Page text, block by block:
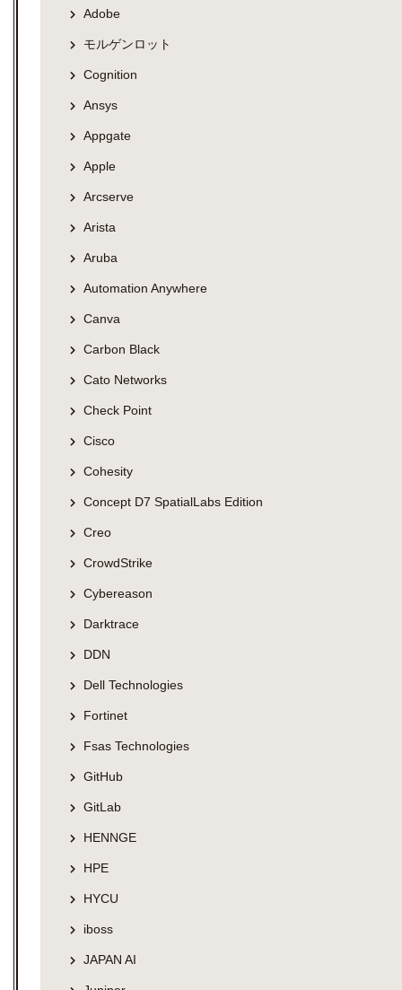
Adobe
モルゲンロット
Cognition
Ansys
Appgate
Apple
Arcserve
Arista
Aruba
Automation Anywhere
Canva
Carbon Black
Cato Networks
Check Point
Cisco
Cohesity
Concept D7 SpatialLabs Edition
Creo
CrowdStrike
Cybereason
Darktrace
DDN
Dell Technologies
Fortinet
Fsas Technologies
GitHub
GitLab
HENNGE
HPE
HYCU
iboss
JAPAN AI